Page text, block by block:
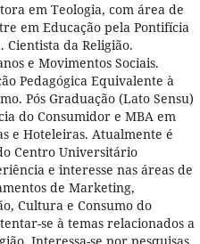
em Teologia, com área de
em Educação pela Pontifícia
Cientista da Religião.
e Movimentos Sociais.
Pedagógica Equivalente à
Pós Graduação (Lato Sensu)
do Consumidor e MBA em
e Hoteleiras. Atualmente é
Centro Universitário
e interesse nas áreas de
de Marketing,
Cultura e Consumo do
se à temas relacionados a